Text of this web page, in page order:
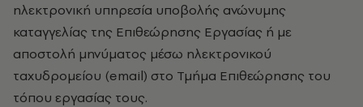
ηλεκτρονική υπηρεσία υποβολής ανώνυμης
καταγγελίας της Επιθεώρησης Εργασίας ή με
αποστολή μηνύματος μέσω ηλεκτρονικού
ταχυδρομείου (email) στο Τμήμα Επιθεώρησης του
τόπου εργασίας τους.